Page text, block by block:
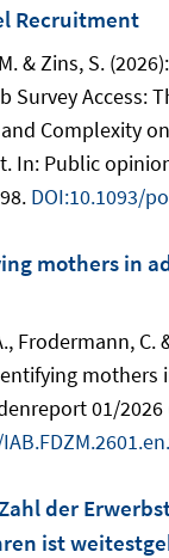
Recruitment
& Zins, S.
Survey Access:
Complexity
In: Public
DOI:10.1093/
mothers in
Frodermann, C.
mothers
01/
der
ist